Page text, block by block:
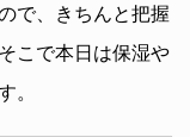
で、きちんと把握
こで本日は保湿や
。